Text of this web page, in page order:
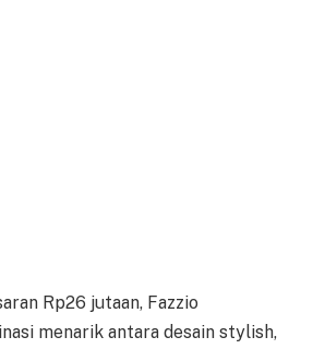
Rp26 jutaan, Fazzio
menarik antara desain stylish,